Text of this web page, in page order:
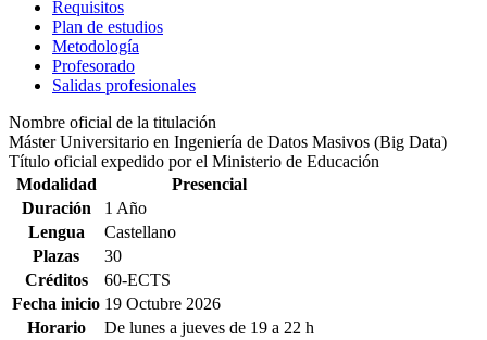
Requisitos
Plan de estudios
Metodología
Profesorado
Salidas profesionales
Nombre oficial de la titulación
Máster Universitario en Ingeniería de Datos Masivos (Big Data)
Título oficial expedido por el Ministerio de Educación
Modalidad
Presencial
Duración
1 Año
Lengua
Castellano
Plazas
30
Créditos
60-ECTS
Fecha inicio 19 Octubre 2026
Horario
De lunes a jueves de 19 a 22 h